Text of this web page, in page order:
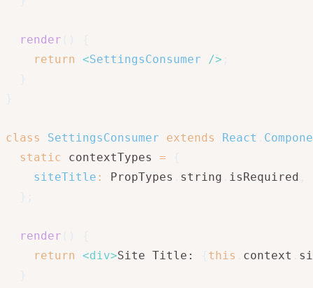
render
return <SettingsConsumer />
class SettingsConsumer extends React
static contextTypes =
siteTitle : PropTypes string isRequired
render
return <div>Site Title: this context